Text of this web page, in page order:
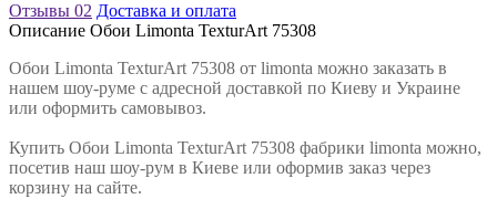
Отзывы 02 Доставка и оплата
Описание Обои Limonta TexturArt 75308
Обои Limonta TexturArt 75308 от limonta можно заказать в
нашем шоу-руме с адресной доставкой по Киеву и Украине
или оформить самовывоз.
Купить Обои Limonta TexturArt 75308 фабрики limonta можно,
посетив наш шоу-рум в Киеве или оформив заказ через
корзину на сайте.